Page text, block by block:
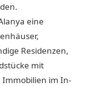
eine
Residenzen,
mit
Immobilien im In-